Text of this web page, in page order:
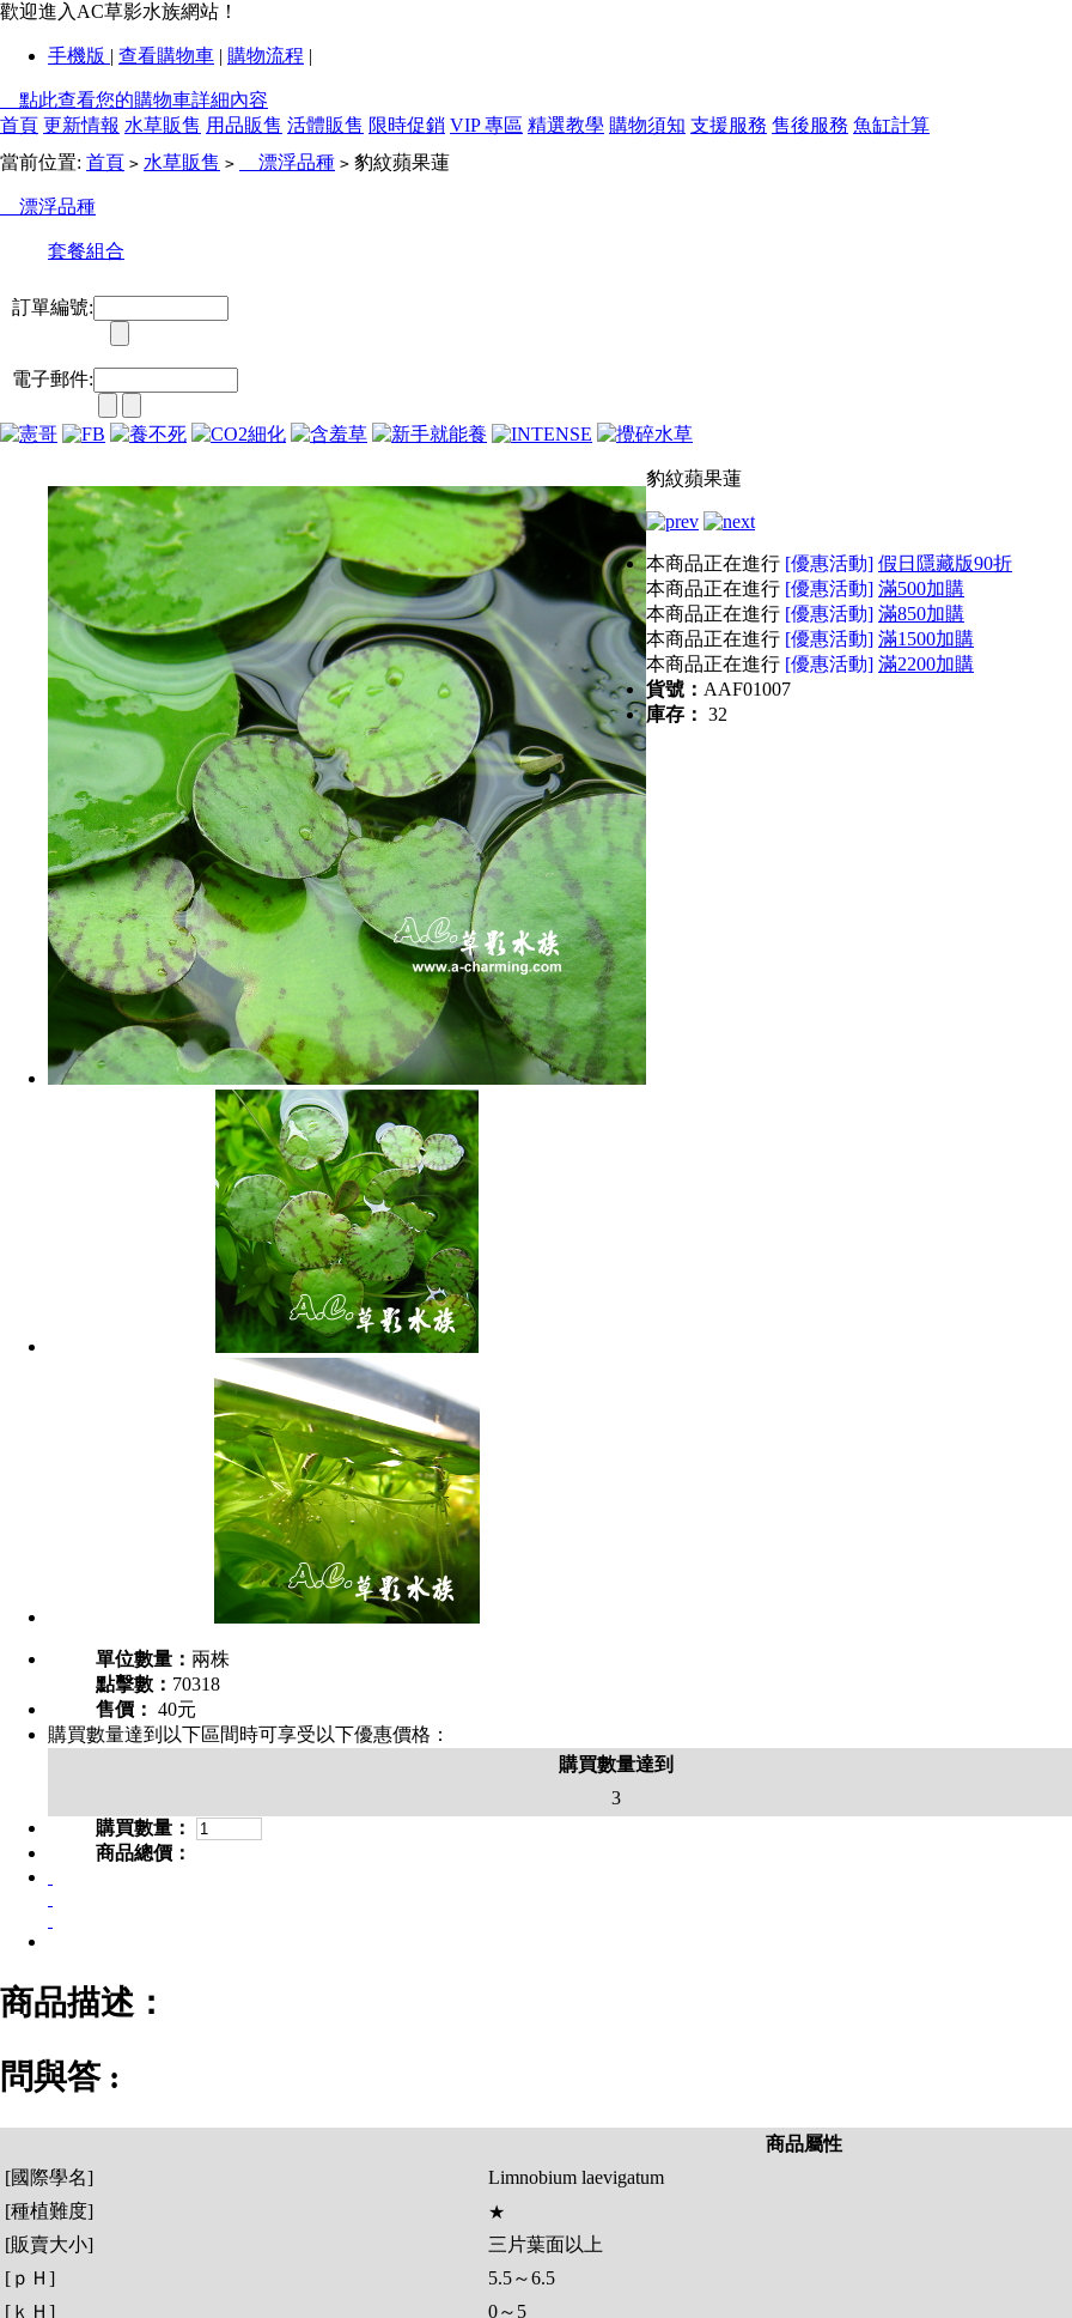
歡迎進入AC草影水族網站！
手機版 | 查看購物車 | 購物流程 |
點此查看您的購物車詳細內容
首頁 更新情報 水草販售 用品販售 活體販售 限時促銷 VIP 專區 精選教學 購物須知 支援服務 售後服務 魚缸計算
當前位置: 首頁 > 水草販售 > 漂浮品種 > 豹紋蘋果蓮
漂浮品種
套餐組合
訂單編號:
電子郵件:
豹紋蘋果蓮
本商品正在進行 [優惠活動] 假日隱藏版90折
本商品正在進行 [優惠活動] 滿500加購
本商品正在進行 [優惠活動] 滿850加購
本商品正在進行 [優惠活動] 滿1500加購
本商品正在進行 [優惠活動] 滿2200加購
貨號： AAF01007
庫存： 32
單位數量： 兩株
點擊數： 70318
售價： 40元
購買數量達到以下區間時可享受以下優惠價格：
購買數量達到
3
購買數量：
商品總價：
商品描述：
問與答 :
商品屬性
[國際學名]
Limnobium laevigatum
[種植難度]
★
[販賣大小]
三片葉面以上
[ｐＨ]
5.5～6.5
[ｋＨ]
0～5